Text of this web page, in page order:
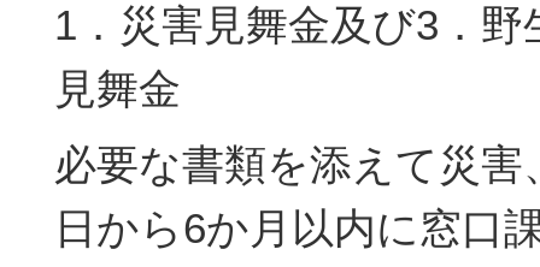
1．災害見舞金及び3．野
見舞金
必要な書類を添えて災
日から6か月以内に窓口